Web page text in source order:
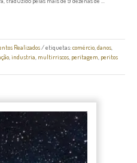
Realizados/ etiquetas:comércio,danos,
,industria, multirriscos, peritagem, peritos